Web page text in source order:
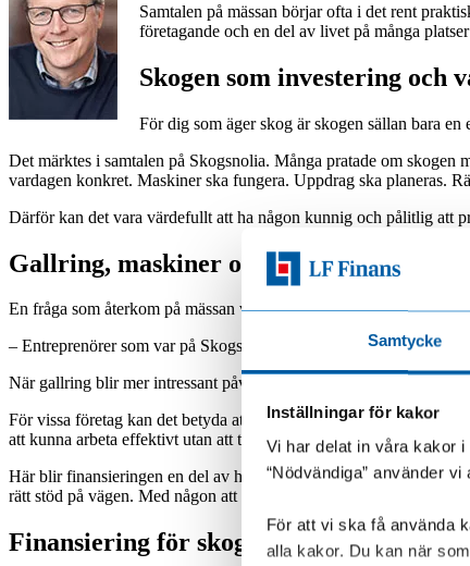
Samtycke
Inställningar för kakor
Vi har delat in våra kakor
“Nödvändiga” använder
För att vi ska få använda
alla kakor. Du kan när
Samtalen på mässan börjar ofta i det rent
företagande och en del av livet på många
Skogen som investering och
För dig som äger skog är skogen sällan bara
Det märktes i samtalen på Skogsnolia. Många pratade om skogen
vardagen konkret. Maskiner ska fungera. Uppdrag ska planeras.
Därför kan det vara värdefullt att ha någon kunnig och pålitlig att
Gallring, maskiner och kapacitet i
En fråga som återkom på mässan var gallring.
– Entreprenörer som var på Skogsnolia var glada över att gallring
När gallring blir mer intressant påverkar det också vardagen.
För vissa företag kan det betyda att maskinparken behöver ses
att kunna arbeta effektivt utan att ta större risk än nödvändigt?
Här blir finansieringen en del av helheten. Det handlar inte bara
rätt stöd på vägen. Med någon att resonera med blir det lättare att
Finansiering för skogsägare och